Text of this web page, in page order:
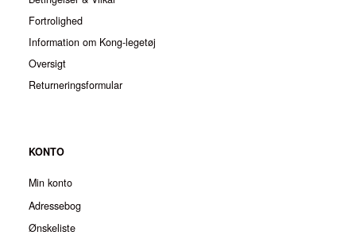
Fortrolighed
Information om Kong-legetøj
Oversigt
Returneringsformular
KONTO
Min konto
Adressebog
Ønskeliste